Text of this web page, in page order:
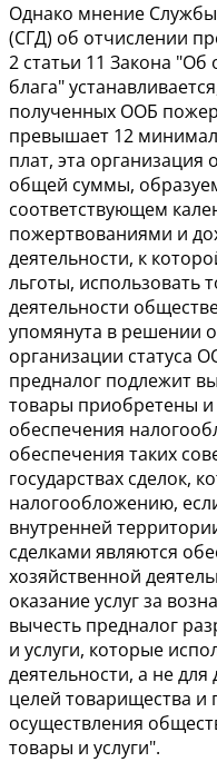
Однако мнение
(СГД) об отчислении
2 статьи 11 Закона "Об
блага"
полученных ООБ
превышает 12
плат, эта организация
общей суммы,
соответствующем
пожертвованиями и
деятельности, к
льготы, использовать
деятельности
упомянута в решении
организации статуса
предналог подлежит
товары приобретены и
обеспечения
обеспечения таких
государствах сделок,
налогообложению,
внутренней
сделками являются
хозяйственной
оказание услуг за
вычесть предналог
и услуги, которые
деятельности, а не
целей товарищества и
осуществления
товары и услуги".